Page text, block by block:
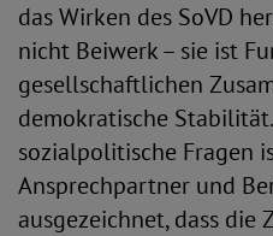
das Wirken des SoVD
nicht Beiwerk – sie ist
gesellschaftlichen
demokratische
sozialpolitische Fragen
Ansprechpartner und
ausgezeichnet, dass